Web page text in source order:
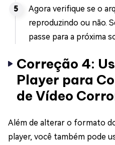
Agora verifique se o
reproduzindo ou não.
passe para a próxima
Correção 4:
Player para
de Vídeo
Além de alterar o formato
player, você também pode